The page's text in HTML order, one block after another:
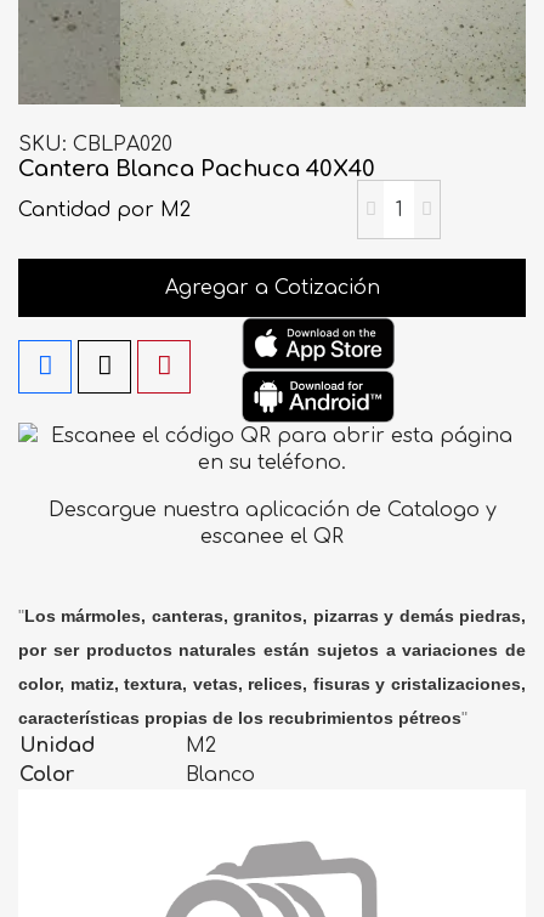
SKU CBLPA020
Cantera Blanca Pachuca 40X40
Cantidad por M2
Agregar a Cotización
Descargue nuestra aplicación de Catalogo y
escanee el QR
"Los mármoles, canteras, granitos, pizarras y demás piedras,
por ser productos naturales están sujetos a variaciones de
color, matiz, textura, vetas, relices, fisuras y cristalizaciones,
características propias de los recubrimientos pétreos"
Unidad
M2
Color
Blanco